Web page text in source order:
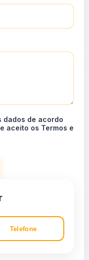
dados de acordo
aceito os Termos e
Telefone